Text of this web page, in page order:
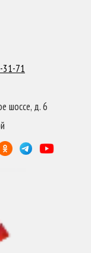
31-71
шоссе, д. 6